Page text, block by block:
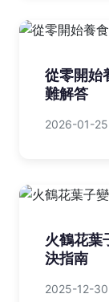
從零開始
難解答
2026-01-25
火鶴花葉
決指南
2025-12-30